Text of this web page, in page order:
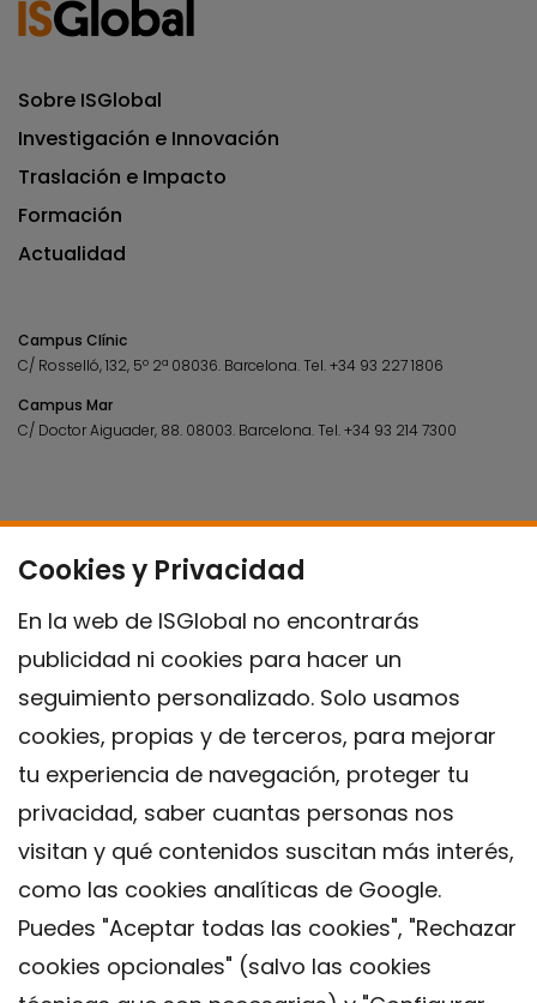
Cookies y Privacidad
En la web de ISGlobal no encontrarás
publicidad ni cookies para hacer un
seguimiento personalizado. Solo usamos
cookies, propias y de terceros, para mejorar
tu experiencia de navegación, proteger tu
privacidad, saber cuantas personas nos
visitan y qué contenidos suscitan más interés,
como las cookies analíticas de Google.
Puedes "Aceptar todas las cookies", "Rechazar
cookies opcionales" (salvo las cookies
Sobre ISGlobal
Investigación e Innovación
Traslación e Impacto
Formación
Actualidad
Campus Clínic
C/ Rosselló, 132, 5º 2ª 08036. Barcelona.Tel.+34 93 227 1806
Campus Mar
C/ Doctor Aiguader, 88. 08003. Barcelona.Tel.+34 93 214 7300